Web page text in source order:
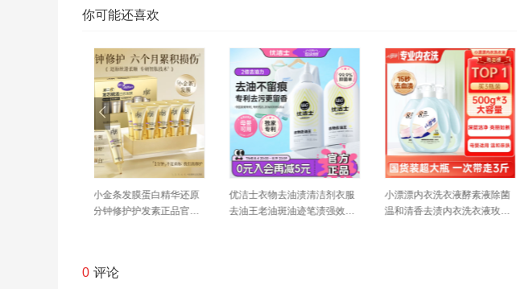
你可能还喜欢
优洁士衣物去油渍清洁剂衣服
去油王老油斑油迹笔渍强效去
小漂漂内衣洗衣液酵素液除菌
温和清香去渍内衣洗衣液玫瑰
藤席坐垫夏季办公室凉
椅子餐椅垫凳子坐垫加
0 评论